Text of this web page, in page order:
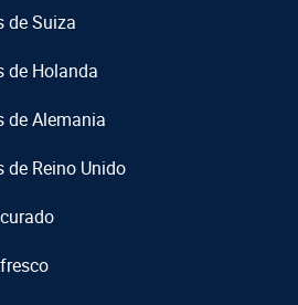
de Suiza
de Holanda
de Alemania
de Reino Unido